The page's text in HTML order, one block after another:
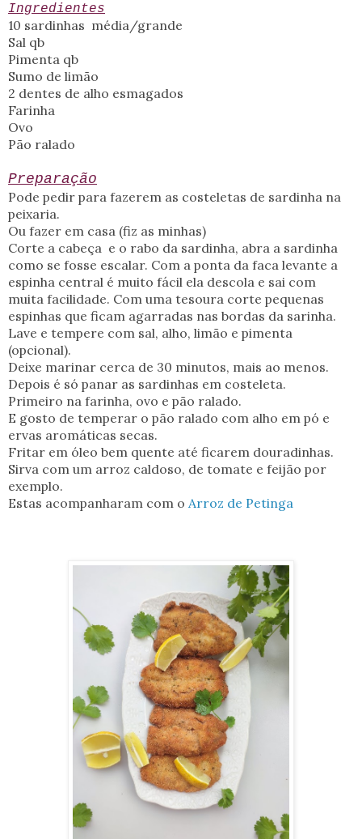
Ingredientes
10 sardinhas média/grande
Sal qb
Pimenta qb
Sumo de limão
2 dentes de alho esmagados
Farinha
Ovo
Pão ralado
Preparação
Pode pedir para fazerem as costeletas de sardinha na
peixaria.
Ou fazer em casa (fiz as minhas)
Corte a cabeça e o rabo da sardinha, abra a sardinha
como se fosse escalar. Com a ponta da faca levante a
espinha central é muito fácil ela descola e sai com
muita facilidade. Com uma tesoura corte pequenas
espinhas que ficam agarradas nas bordas da sarinha.
Lave e tempere com sal, alho, limão e pimenta
(opcional).
Deixe marinar cerca de 30 minutos, mais ao menos.
Depois é só panar as sardinhas em costeleta.
Primeiro na farinha, ovo e pão ralado.
E gosto de temperar o pão ralado com alho em pó e
ervas aromáticas secas.
Fritar em óleo bem quente até ficarem douradinhas.
Sirva com um arroz caldoso, de tomate e feijão por
exemplo.
Estas acompanharam com o Arroz de Petinga